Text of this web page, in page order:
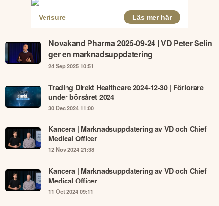
Novakand Pharma 2025-09-24 | VD Peter Selin
ger en marknadsuppdatering
24 Sep 2025 10:51
Trading Direkt Healthcare 2024-12-30 | Förlorare
under börsåret 2024
30 Dec 2024 11:00
Kancera | Marknadsuppdatering av VD och Chief
Medical Officer
12 Nov 2024 21:38
Kancera | Marknadsuppdatering av VD och Chief
Medical Officer
11 Oct 2024 09:11